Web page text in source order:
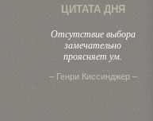
ЦИТАТА ДНЯ
Отсутствие выбора
замечательно
проясняет ум.
– Генри Киссинджер –